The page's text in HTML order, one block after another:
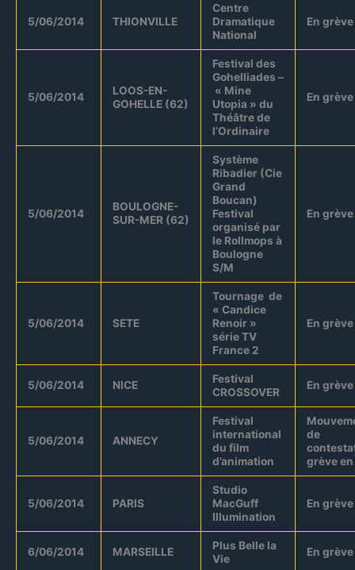
5/06/2014 THIONVILLE
Centre
Dramatique
National
En grève
5/06/2014
LOOS-EN-
GOHELLE (62)
Festival des
Gohelliades –
« Mine
Utopia » du
Théâtre de
l’Ordinaire
En grève
5/06/2014
BOULOGNE-
SUR-MER (62)
Système
Ribadier (Cie
Grand
Boucan)
Festival
organisé par
le Rollmops à
Boulogne
S/M
En grève
5/06/2014 SETE
Tournage de
« Candice
Renoir »
série TV
France 2
En grève
5/06/2014 NICE
Festival
CROSSOVER
En grève
5/06/2014 ANNECY
Festival
international
du film
d’animation
de
grève
5/06/2014 PARIS
Studio
MacGuff
Illumination
En grève
6/06/2014 MARSEILLE
Plus Belle la
Vie
En grève